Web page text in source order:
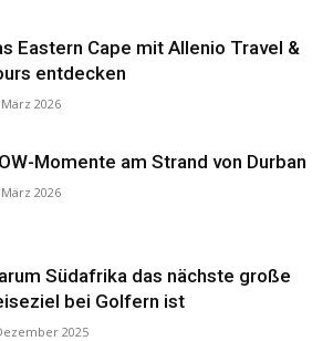
Eastern Cape mit Allenio Travel &
entdecken
2026
Momente am Strand von Durban
2026
Südafrika das nächste große
bei Golfern ist
2025